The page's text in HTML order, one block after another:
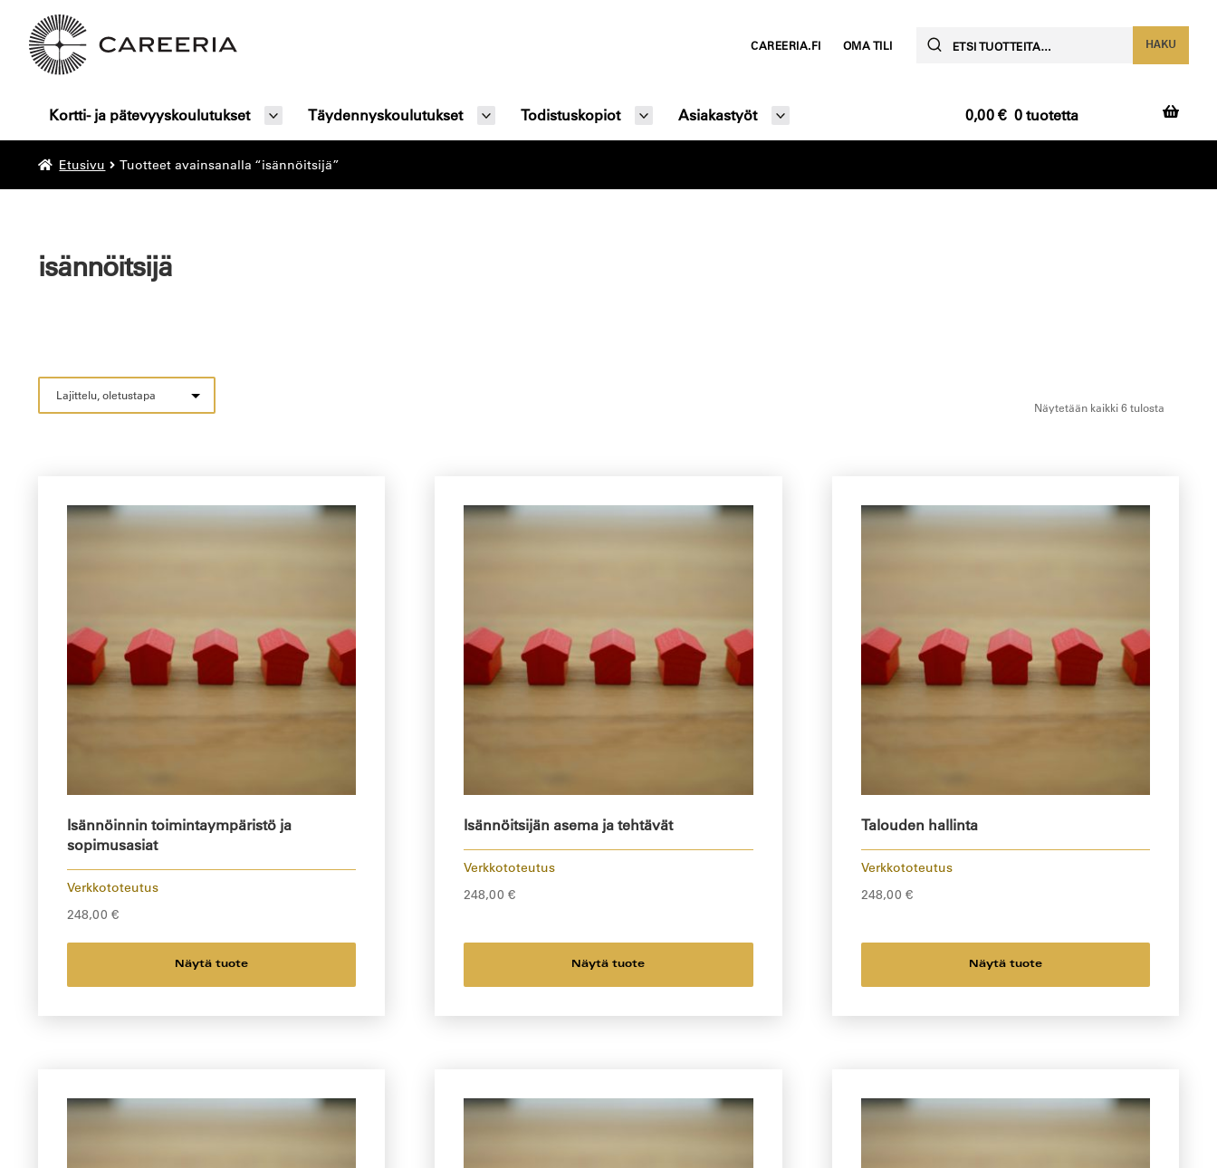
Siirry
navigointiin
Siirry
sisältöön
CAREERIA.FI OMA TILI
Etsi: HAKU
Kortti- ja pätevyyskoulutukset Täydennyskoulutukset Todistuskopiot Asiakastyöt 0,00 € 0 tuotetta
Etusivu Tuotteet avainsanalla “isännöitsijä”
isännöitsijä
Näytetään kaikki 6 tulosta
Isännöinnin toimintaympäristö ja
sopimusasiat
Verkkototeutus
248,00 €
Näytä tuote
Isännöitsijän asema ja tehtävät
Verkkototeutus
248,00€
Näytä tuote
Talouden hallinta
Verkkototeutus
248,00 €
Näytä tuote